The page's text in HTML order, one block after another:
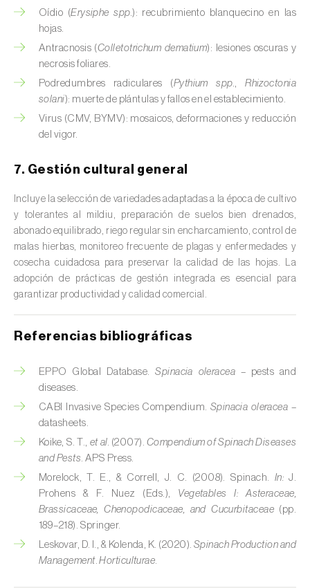
Calabaza ( Cucurbita spp.
Caña de azúcar (Saccharum spp.)
Cáñamo / Cannabis (Cannabis sativa
Caqui (Diospyros spp.
Carambola (
Carpe europeo (Carpinus betulus
Castaño (Castanea sativa)
Cebada (Hordeum vulgare )
Cebolla (Allium cepa)
Cedro (Cedrus spp.)
Chirimoya (
Chirivía ( Pastinaca sativa
Ciruelo (Prunus domestica L.)
Cítricos (Citrus spp.)
Clavel (Dianthus caryophyllus)
Cocotero ( Cocos nucifera)
Brassica oleracea
Oídio (Erysiphe spp.): recubrimiento blanquecino en las
hojas.
Antracnosis (Colletotrichum dematium): lesiones oscuras y
necrosis foliares.
Podredumbres radiculares (Pythium spp.,Rhizoctonia
solani): muerte de plántulas y fallos en el establecimiento.
Virus (CMV, BYMV): mosaicos, deformaciones y reducción
del vigor.
7. Gestión cultural general
Incluye la selección de variedades adaptadas a la época de cultivo
y tolerantes al mildiu, preparación de suelos bien drenados,
abonado equilibrado, riego regular sin encharcamiento, control de
malas hierbas, monitoreo frecuente de plagas y enfermedades y
cosecha cuidadosa para preservar la calidad de las hojas. La
adopción de prácticas de gestión integrada es esencial para
garantizar productividad y calidad comercial.
Referencias bibliográficas
EPPO Global Database.Spinacia oleracea – pests and
diseases.
CABI Invasive Species Compendium. Spinacia oleracea –
datasheets.
Koike, S. T., et al. (2007).Compendium of Spinach Diseases
and Pests . APS Press.
Morelock, T. E., & Correll, J. C. (2008). Spinach. In: J.
Prohens & F. Nuez (Eds.), Vegetables I: Asteraceae,
Brassicaceae, Chenopodicaceae, and Cucurbitaceae(pp.
189–218). Springer.
Leskovar, D. I., & Kolenda, K. (2020). Spinach Production and
Management.Horticulturae